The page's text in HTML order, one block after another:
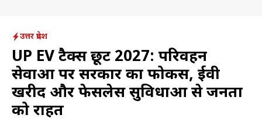
उत्तर प्रदेश
UP EV टैक्स छूट 2027: परिवहन
सेवाओं पर सरकार का फोकस, ईवी
खरीद और फेसलेस सुविधाओं से जनता
को राहत